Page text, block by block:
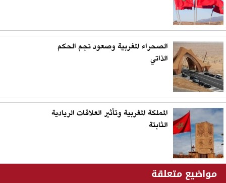
الصحراء المغربية وصعود نجم الحكم
الذاتي
المملكة المغربية وتأثير العلاقات الريادية
الثابتة
مواضيع متعلقة